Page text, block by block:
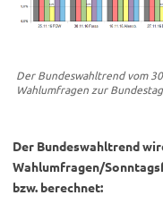
Der Bundeswahltrend vom
Wahlumfragen zur
Der Bundeswahltrend
Wahlumfragen/
bzw. berechnet: